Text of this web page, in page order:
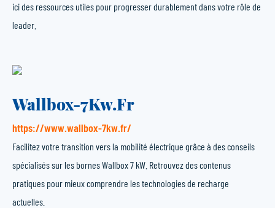
ici des ressources utiles pour progresser durablement dans votre rôle de
leader.
Wallbox-7Kw.Fr
https://www.wallbox-7kw.fr/
Facilitez votre transition vers la mobilité électrique grâce à des conseils
spécialisés sur les bornes Wallbox 7 kW. Retrouvez des contenus
pratiques pour mieux comprendre les technologies de recharge
actuelles.